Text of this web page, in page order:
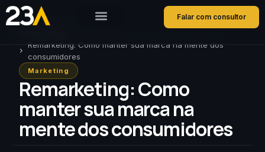
Falar com consultor
Remarketing: Como manter sua marca na mente dos
consumidores
Marketing
Remarketing: Como
manter sua marca na
mente dos consumidores